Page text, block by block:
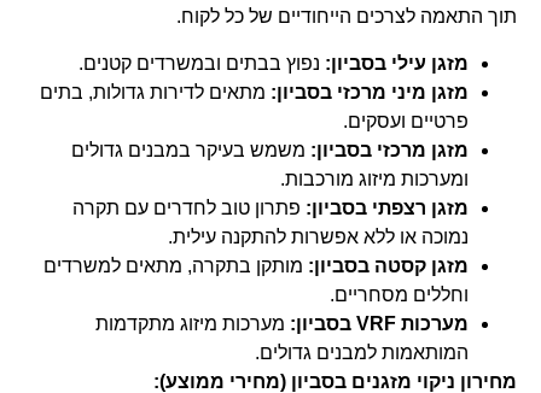
תוך התאמה לצרכים הייחודיים של כל לקוח.
מזגן עילי בסביון: נפוץ בבתים ובמשרדים קטנים.
מזגן מיני מרכזי בסביון: מתאים לדירות גדולות, בתים
פרטיים ועסקים.
מזגן מרכזי בסביון: משמש בעיקר במבנים גדולים
ומערכות מיזוג מורכבות.
מזגן רצפתי בסביון: פתרון טוב לחדרים עם תקרה
נמוכה או ללא אפשרות להתקנה עילית.
מזגן קסטה בסביון: מותקן בתקרה, מתאים למשרדים
וחללים מסחריים.
מערכות VRF בסביון:
מערכות מיזוג מתקדמות
המותאמות למבנים גדולים.
מחירון ניקוי מזגנים בסביון (מחירי ממוצע):